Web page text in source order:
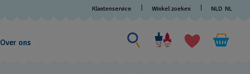
Klantenservice Winkel zoeken NLD NL
Over ons
Zoeken
naar
iets